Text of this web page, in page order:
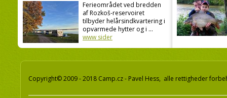
Ferieområdet ved bredden
af Rozkoš-reservoiret
tilbyder helårsindkvartering i
opvarmede hytter og i ...
www sider
Copyright© 2009 - 2018 Camp.cz - Pavel Hess, alle rettigheder